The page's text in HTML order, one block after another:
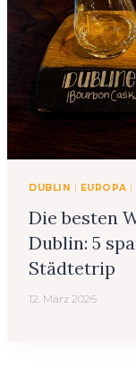
DUBLIN | EUROPA |
Die besten
Dublin: 5
Städtetrip
12. März 2026